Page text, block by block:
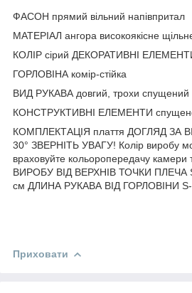
ФАСОН прямий вільний напівпритал
МАТЕРІАЛ ангора високоякісне
КОЛІР сірий ДЕКОРАТИВНІ
ГОРЛОВІНА комір-стійка
ВИД РУКАВА довгий, трохи спущений
КОНСТРУКТИВНІ ЕЛЕМЕНТИ
КОМПЛЕКТАЦІЯ плаття ДОГЛЯД ЗА
30° ЗВЕРНІТЬ УВАГУ! Колір виробу
враховуйте кольоропередачу
ВИРОБУ ВІД ВЕРХНІВ ТОЧКИ ПЛЕЧА
см ДЛИНА РУКАВА ВІД ГОРЛОВІНИ S-
Приховати